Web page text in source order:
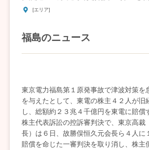
[エリア]
福島のニュース
東京電力福島第１原発事故で津波対策を
を与えたとして、東電の株主４２人が旧
し、総額約２３兆４千億円を東電に賠償
株主代表訴訟の控訴審判決で、東京高裁
長）は６日、故勝俣恒久元会長ら４人に
賠償を命じた一審判決を取り消し、株主